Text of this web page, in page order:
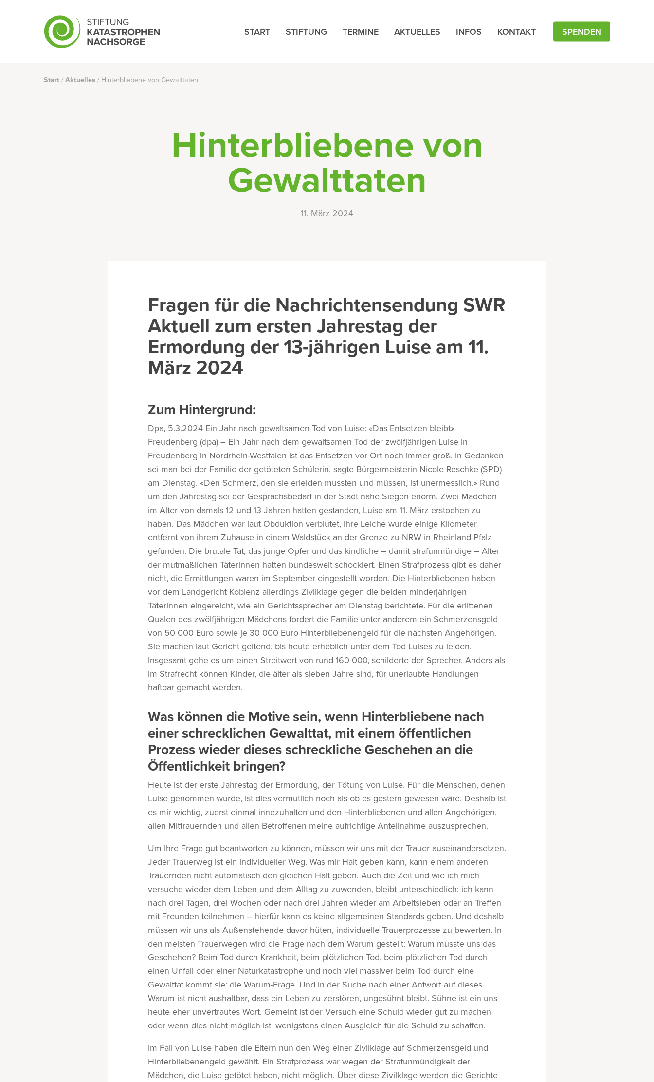
START STIFTUNG TERMINE AKTUELLES INFOS KONTAKT SPENDEN
Start/Aktuelles/ Hinterbliebene von Gewalttaten
Hinterbliebene von
Gewalttaten
11. März 2024
Fragen für die Nachrichtensendung SWR
Aktuell zum ersten Jahrestag der
Ermordung der 13-jährigen Luise am 11.
März 2024
Zum Hintergrund:
Dpa, 5.3.2024 Ein Jahr nach gewaltsamen Tod von Luise: «Das Entsetzen bleibt»
Freudenberg (dpa) – Ein Jahr nach dem gewaltsamen Tod der zwölfjährigen Luise in
Freudenberg in Nordrhein-Westfalen ist das Entsetzen vor Ort noch immer groß. In Gedanken
sei man bei der Familie der getöteten Schülerin, sagte Bürgermeisterin Nicole Reschke (SPD)
am Dienstag. «Den Schmerz, den sie erleiden mussten und müssen, ist unermesslich.» Rund
um den Jahrestag sei der Gesprächsbedarf in der Stadt nahe Siegen enorm. Zwei Mädchen
im Alter von damals 12 und 13 Jahren hatten gestanden, Luise am 11. März erstochen zu
haben. Das Mädchen war laut Obduktion verblutet, ihre Leiche wurde einige Kilometer
entfernt von ihrem Zuhause in einem Waldstück an der Grenze zu NRW in Rheinland-Pfalz
gefunden. Die brutale Tat, das junge Opfer und das kindliche – damit strafunmündige – Alter
der mutmaßlichen Täterinnen hatten bundesweit schockiert. Einen Strafprozess gibt es daher
nicht, die Ermittlungen waren im September eingestellt worden. Die Hinterbliebenen haben
vor dem Landgericht Koblenz allerdings Zivilklage gegen die beiden minderjährigen
Täterinnen eingereicht, wie ein Gerichtssprecher am Dienstag berichtete. Für die erlittenen
Qualen des zwölfjährigen Mädchens fordert die Familie unter anderem ein Schmerzensgeld
von 50 000 Euro sowie je 30 000 Euro Hinterbliebenengeld für die nächsten Angehörigen.
Sie machen laut Gericht geltend, bis heute erheblich unter dem Tod Luises zu leiden.
Insgesamt gehe es um einen Streitwert von rund 160 000, schilderte der Sprecher. Anders als
im Strafrecht können Kinder, die älter als sieben Jahre sind, für unerlaubte Handlungen
haftbar gemacht werden.
Was können die Motive sein, wenn Hinterbliebene nach
einer schrecklichen Gewalttat, mit einem öffentlichen
Prozess wieder dieses schreckliche Geschehen an die
Öffentlichkeit bringen?
Heute ist der erste Jahrestag der Ermordung, der Tötung von Luise. Für die Menschen, denen
Luise genommen wurde, ist dies vermutlich noch als ob es gestern gewesen wäre. Deshalb ist
es mir wichtig, zuerst einmal innezuhalten und den Hinterbliebenen und allen Angehörigen,
allen Mittrauernden und allen Betroffenen meine aufrichtige Anteilnahme auszusprechen.
Um Ihre Frage gut beantworten zu können, müssen wir uns mit der Trauer auseinandersetzen.
Jeder Trauerweg ist ein individueller Weg. Was mir Halt geben kann, kann einem anderen
Trauernden nicht automatisch den gleichen Halt geben. Auch die Zeit und wie ich mich
versuche wieder dem Leben und dem Alltag zu zuwenden, bleibt unterschiedlich: ich kann
nach drei Tagen, drei Wochen oder nach drei Jahren wieder am Arbeitsleben oder an Treffen
mit Freunden teilnehmen – hierfür kann es keine allgemeinen Standards geben. Und deshalb
müssen wir uns als Außenstehende davor hüten, individuelle Trauerprozesse zu bewerten. In
den meisten Trauerwegen wird die Frage nach dem Warum gestellt: Warum musste uns das
Geschehen? Beim Tod durch Krankheit, beim plötzlichen Tod, beim plötzlichen Tod durch
einen Unfall oder einer Naturkatastrophe und noch viel massiver beim Tod durch eine
Gewalttat kommt sie: die Warum-Frage. Und in der Suche nach einer Antwort auf dieses
Warum ist nicht aushaltbar, dass ein Leben zu zerstören, ungesühnt bleibt. Sühne ist ein uns
heute eher unvertrautes Wort. Gemeint ist der Versuch eine Schuld wieder gut zu machen
oder wenn dies nicht möglich ist, wenigstens einen Ausgleich für die Schuld zu schaffen.
Im Fall von Luise haben die Eltern nun den Weg einer Zivilklage auf Schmerzensgeld und
Hinterbliebenengeld gewählt. Ein Strafprozess war wegen der Strafunmündigkeit der
Mädchen, die Luise getötet haben, nicht möglich. Über diese Zivilklage werden die Gerichte